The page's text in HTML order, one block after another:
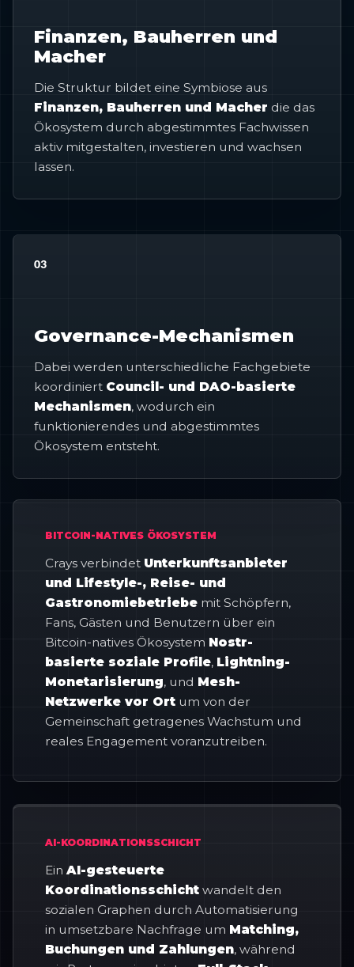
Finanzen, Bauherren und
Macher
Die Struktur bildet eine Symbiose aus
Finanzen, Bauherren und Macher die das
Ökosystem durch abgestimmtes Fachwissen
aktiv mitgestalten, investieren und wachsen
lassen.
03
Governance-Mechanismen
Dabei werden unterschiedliche Fachgebiete
koordiniert Council- und DAO-basierte
Mechanismen, wodurch ein
funktionierendes und abgestimmtes
Ökosystem entsteht.
BITCOIN-NATIVES ÖKOSYSTEM
Crays verbindet Unterkunftsanbieter
und Lifestyle-, Reise- und
Gastronomiebetriebe mit Schöpfern,
Fans, Gästen und Benutzern über ein
Bitcoin-natives Ökosystem Nostr-
basierte soziale Profile, Lightning-
Monetarisierung, und Mesh-
Netzwerke vor Ort um von der
Gemeinschaft getragenes Wachstum und
reales Engagement voranzutreiben.
AI-KOORDINATIONSSCHICHT
Ein AI-gesteuerte
Koordinationsschicht wandelt den
sozialen Graphen durch Automatisierung
in umsetzbare Nachfrage um Matching,
Buchungen und Zahlungen, während